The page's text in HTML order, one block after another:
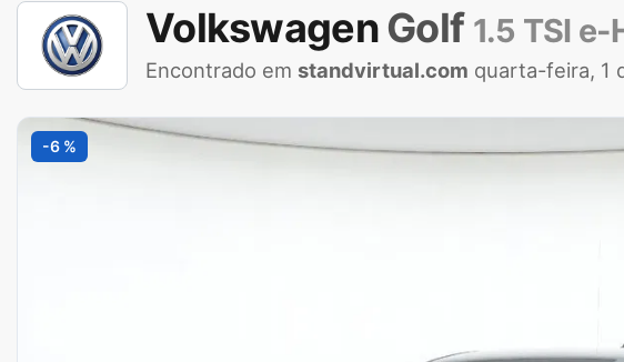
VolkswagenGolf 1.5 TSI e-
Encontrado em standvirtual.com quarta-feira, 1
-6 %